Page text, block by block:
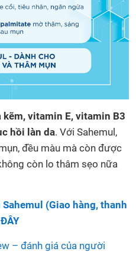
kẽm, vitamin E, vitamin B3
hồi làn da. Với Sahemul,
đều màu mà còn được
còn lo thâm sẹo nữa
(Giao hàng, thanh
– đánh giá của người